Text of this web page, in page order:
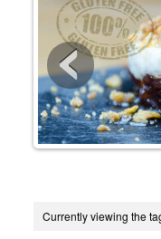
Currently viewing the